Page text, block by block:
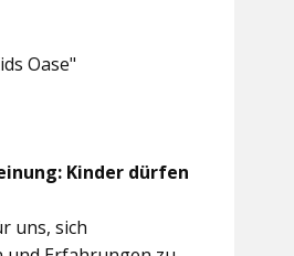
Oase"
Kinder dürfen
uns, sich